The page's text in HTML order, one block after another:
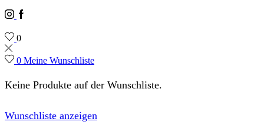
Instagram
Facebook
0
0 Meine Wunschliste
Keine Produkte auf der Wunschliste.
Wunschliste anzeigen